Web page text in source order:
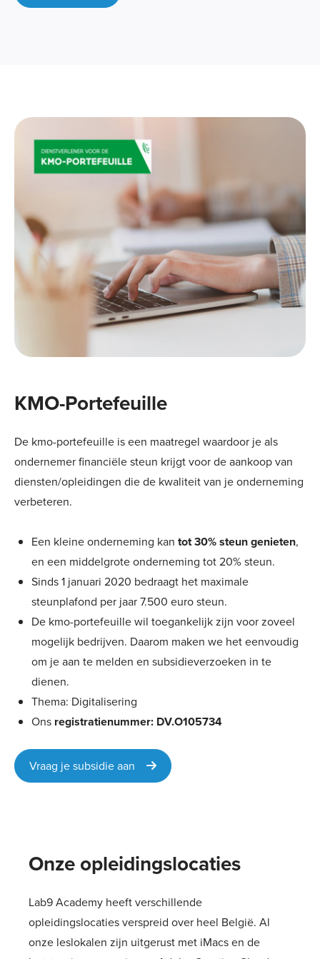
KMO-Portefeuille
De kmo-portefeuille is een maatregel waardoor je als
ondernemer financiële steun krijgt voor de aankoop van
diensten/opleidingen die de kwaliteit van je onderneming
verbeteren.
Een kleine onderneming kan tot 30% steun genieten,
en een middelgrote onderneming tot 20% steun.
Sinds 1 januari 2020 bedraagt het maximale
steunplafond per jaar 7.500 euro steun.
De kmo-portefeuille wil toegankelijk zijn voor zoveel
mogelijk bedrijven. Daarom maken we het eenvoudig
om je aan te melden en subsidieverzoeken in te
dienen.
Thema: Digitalisering
Ons registratienummer: DV.O105734
Vraag je subsidie aan
Onze opleidingslocaties
Lab9 Academy heeft verschillende
opleidingslocaties verspreid over heel België. Al
onze leslokalen zijn uitgerust met iMacs en de